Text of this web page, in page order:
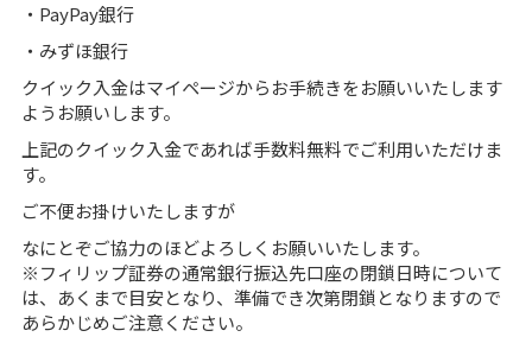
・PayPay銀行
・みずほ銀行
クイック入金はマイページからお手続きをお願いいたします
ようお願いします。
上記のクイック入金であれば手数料無料でご利用いただけま
す。
ご不便お掛けいたしますが
なにとぞご協力のほどよろしくお願いいたします。
※フィリップ証券の通常銀行振込先口座の閉鎖日時について
は、あくまで目安となり、準備でき次第閉鎖となりますので
あらかじめご注意ください。